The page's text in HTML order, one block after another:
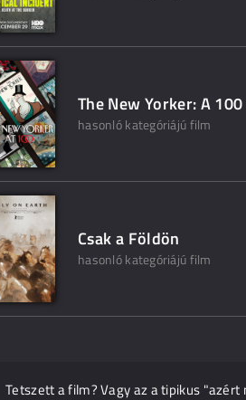
The New Yorker: A
hasonló kategóriájú film
Csak a Földön
hasonló kategóriájú film
Tetszett a film? Vagy az a tipikus